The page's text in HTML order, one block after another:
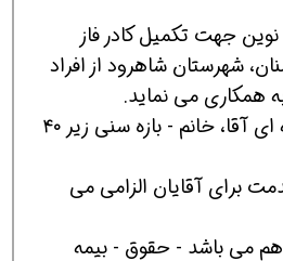
جهت تکمیل کادر فاز
شهرستان شاهرود از افراد
همکاری می نماید.
کارشناس بهداشت حرفه ای آقا، خانم - بازه سنی زیر ۴۰
برای آقایان الزامی می
می باشد - حقوق - بیمه